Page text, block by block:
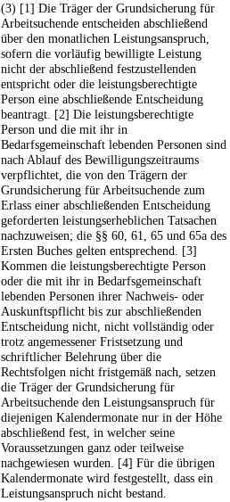
(3) [1] Die Träger der Grundsicherung für
Arbeitsuchende entscheiden abschließend
über den monatlichen Leistungsanspruch,
sofern die vorläufig bewilligte Leistung
nicht der abschließend festzustellenden
entspricht oder die leistungsberechtigte
Person eine abschließende Entscheidung
beantragt. [2] Die leistungsberechtigte
Person und die mit ihr in
Bedarfsgemeinschaft lebenden Personen sind
nach Ablauf des Bewilligungszeitraums
verpflichtet, die von den Trägern der
Grundsicherung für Arbeitsuchende zum
Erlass einer abschließenden Entscheidung
geforderten leistungserheblichen Tatsachen
nachzuweisen; die §§ 60, 61, 65 und 65a des
Ersten Buches gelten entsprechend. [3]
Kommen die leistungsberechtigte Person
oder die mit ihr in Bedarfsgemeinschaft
lebenden Personen ihrer Nachweis- oder
Auskunftspflicht bis zur abschließenden
Entscheidung nicht, nicht vollständig oder
trotz angemessener Fristsetzung und
schriftlicher Belehrung über die
Rechtsfolgen nicht fristgemäß nach, setzen
die Träger der Grundsicherung für
Arbeitsuchende den Leistungsanspruch für
diejenigen Kalendermonate nur in der Höhe
abschließend fest, in welcher seine
Voraussetzungen ganz oder teilweise
nachgewiesen wurden. [4] Für die übrigen
Kalendermonate wird festgestellt, dass ein
Leistungsanspruch nicht bestand.